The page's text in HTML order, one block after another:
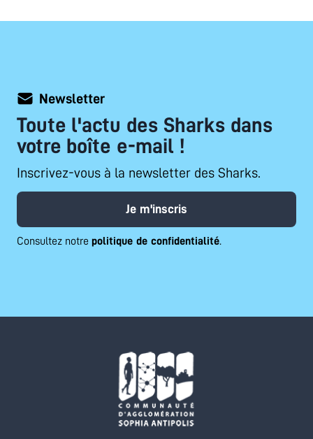
Newsletter
Toute l'actu des Sharks dans
votre boîte e-mail !
Inscrivez-vous à la newsletter des Sharks.
Je m'inscris
Consultez notre politique de confidentialité.